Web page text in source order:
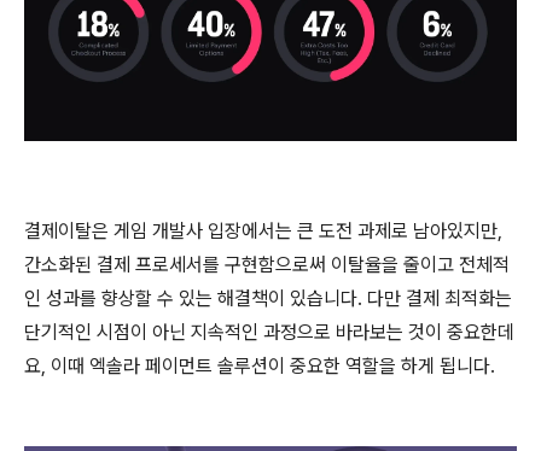
결제이탈은 게임 개발사 입장에서는 큰 도전 과제로 남아있지만,
간소화된 결제 프로세서를 구현함으로써 이탈율을 줄이고 전체적
인 성과를 향상할 수 있는 해결책이 있습니다. 다만 결제 최적화는
단기적인 시점이 아닌 지속적인 과정으로 바라보는 것이 중요한데
요, 이때 엑솔라 페이먼트 솔루션이 중요한 역할을 하게 됩니다.